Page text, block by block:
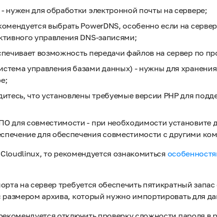
нужен для обработки электронной почты на сервере;
выбрать PowerDNS, особенно если на
управления DNS-записями;
возможность передачи файлов на сервер по
управления базами данных) - нужны для
что установлены требуемые версии PHP для
для совместимости - при необходимости установите
для обеспечения совместимости с другими
то рекомендуется ознакомиться
на сервер требуется обеспечить пятикратный
архива, который нужно импортировать для